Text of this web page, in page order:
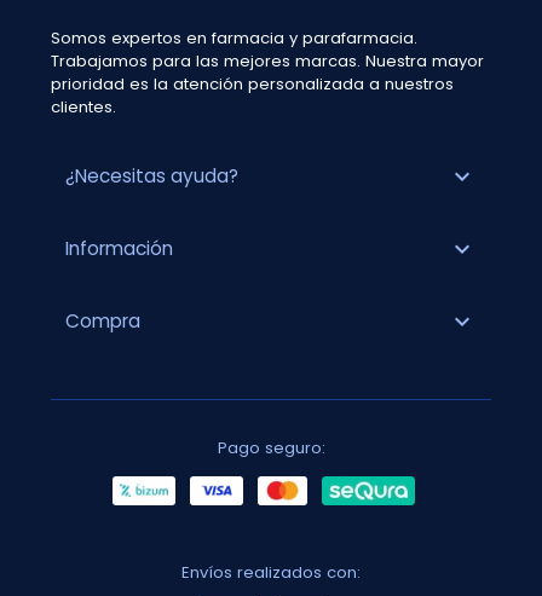
Somos expertos en farmacia y parafarmacia.
Trabajamos para las mejores marcas. Nuestra mayor
prioridad es la atención personalizada a nuestros
clientes.
¿Necesitas ayuda? expand_more
Información expand_more
Compra expand_more
Pago seguro:
Envíos realizados con: